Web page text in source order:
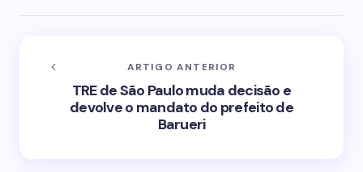
ARTIGO ANTERIOR
TRE de São Paulo muda decisão e
devolve o mandato do prefeito de
Barueri